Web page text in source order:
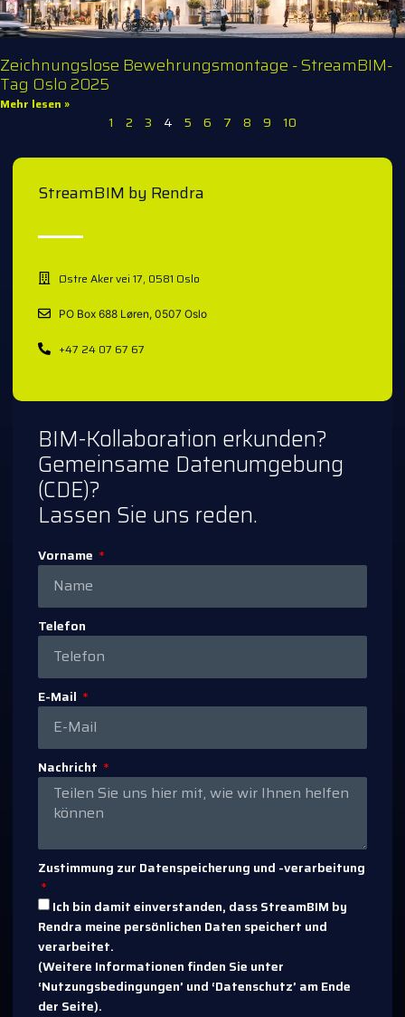
Zeichnungslose Bewehrungsmontage - StreamBIM-
Tag Oslo 2025
Mehr lesen »
1 2 3 4 5 6 7 8 9 10
StreamBIM by Rendra
Østre Aker vei 17, 0581 Oslo
PO Box 688 Løren, 0507 Oslo
+47 24 07 67 67
BIM-Kollaboration erkunden?
Gemeinsame Datenumgebung
(CDE)?
Lassen Sie uns reden.
Vorname
Telefon
E-Mail
Nachricht
Zustimmung zur Datenspeicherung und -verarbeitung
Ich bin damit einverstanden, dass StreamBIM by
Rendra meine persönlichen Daten speichert und
verarbeitet.
(Weitere Informationen finden Sie unter
‘Nutzungsbedingungen’ und ‘Datenschutz’ am Ende
der Seite).